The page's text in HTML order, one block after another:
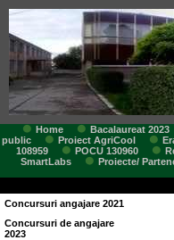
Home Bacalaureat 2023
public
Proiect AgriCool
108959
POCU 130960
SmartLabs
Proiecte/
Concursuri angajare 2021
Concursuri de angajare
2023